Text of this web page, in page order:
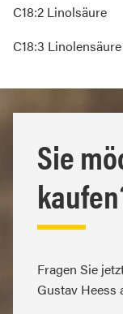
C18:2 Linolsäure
C18:3 Linolensäure
Sie
Fragen Sie
Gustav Heess